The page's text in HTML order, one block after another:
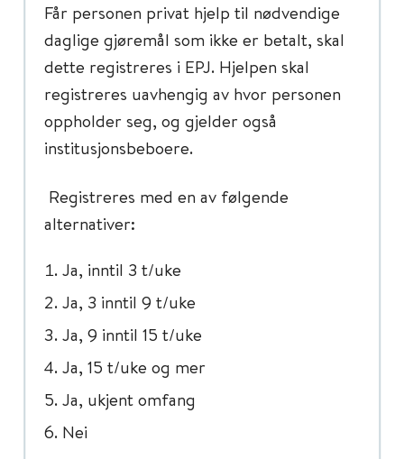
Får personen privat hjelp til nødvendige
daglige gjøremål som ikke er betalt, skal
dette registreres i EPJ. Hjelpen skal
registreres uavhengig av hvor personen
oppholder seg, og gjelder også
institusjonsbeboere.
Registreres med en av følgende
alternativer:
Ja, inntil 3 t/uke
Ja, 3 inntil 9 t/uke
Ja, 9 inntil 15 t/uke
Ja, 15 t/uke og mer
Ja, ukjent omfang
Nei